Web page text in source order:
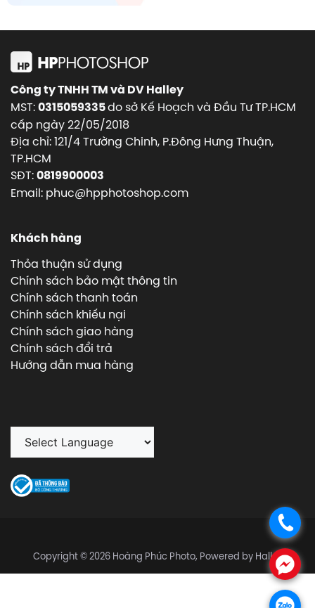
.
.
Công ty TNHH TM và DV Halley
MST:0315059335do sở Kế Hoạch và Đầu Tư TP.HCM
cấp ngày 22/05/2018
Địa chỉ: 121/4 Trường Chinh, P.Đông Hưng Thuận,
TP.HCM
SĐT:0819900003
Email: phuc@hpphotoshop.com
Khách hàng
Thỏa thuận sử dụng
Chính sách bảo mật thông tin
Chính sách thanh toán
Chính sách khiếu nại
Chính sách giao hàng
Chính sách đổi trả
Hướng dẫn mua hàng
Copyright © 2026 Hoàng Phúc Photo, Powered by Halley